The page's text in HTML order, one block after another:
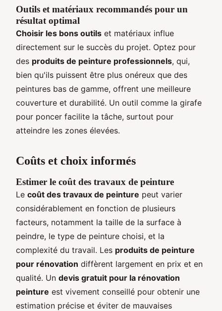
Outils et matériaux recommandés pour un
résultat optimal
Choisir les bons outils et matériaux influe
directement sur le succès du projet. Optez pour
des produits de peinture professionnels, qui,
bien qu'ils puissent être plus onéreux que des
peintures bas de gamme, offrent une meilleure
couverture et durabilité. Un outil comme la girafe
pour poncer facilite la tâche, surtout pour
atteindre les zones élevées.
Coûts et choix informés
Estimer le coût des travaux de peinture
Le coût des travaux de peinture peut varier
considérablement en fonction de plusieurs
facteurs, notamment la taille de la surface à
peindre, le type de peinture choisi, et la
complexité du travail. Les produits de peinture
pour rénovation diffèrent largement en prix et en
qualité. Un devis gratuit pour la rénovation
peinture est vivement conseillé pour obtenir une
estimation précise et éviter de mauvaises